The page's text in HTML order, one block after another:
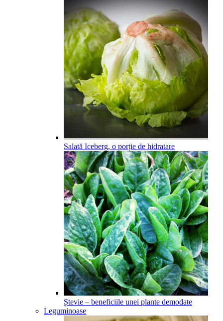
Salată Iceberg, o porție de hidratare
Ștevie – beneficiile unei plante demodate
Leguminoase